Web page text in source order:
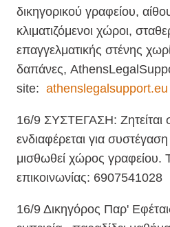
δικηγορικού γραφείου,
κλιματιζόμενοι χώροι,
επαγγελματικής στένης
δαπάνες,
site: athenslegalsupport.eu
16/9 ΣΥΣΤΕΓΑΣΗ:
ενδιαφέρεται για
μισθωθεί χώρος γραφείου.
επικοινωνίας: 6907541028
16/9 Δικηγόρος Παρ'